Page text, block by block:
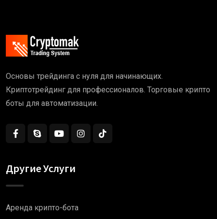
Основы трейдинга с нуля для начинающих.
Криптотрейдинг для профессионалов. Торговые крипто
боты для автоматизации.
Другие Услуги
Аренда крипто-бота